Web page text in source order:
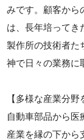
みです。顧客から
は、長年培ってき
製作所の技術者た
神で日々の業務に
【多様な産業分
自動車部品から医
産業を縁の下から